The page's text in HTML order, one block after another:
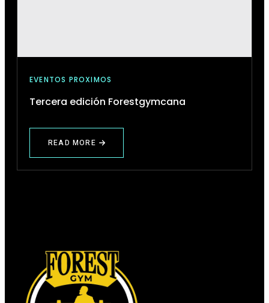
EVENTOS PROXIMOS
Tercera edición Forestgymcana
READ MORE
ABOUT
TERCERA
EDICIÓN